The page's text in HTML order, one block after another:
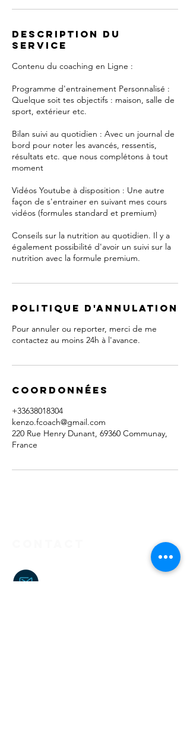
Description du
service
Contenu du coaching en Ligne :
Programme d'entrainement Personnalisé :
Quelque soit tes objectifs : maison, salle de
sport, extérieur etc.
Bilan suivi au quotidien : Avec un journal de
bord pour noter les avancés, ressentis,
résultats etc. que nous complétons à tout
moment
Vidéos Youtube à disposition : Une autre
façon de s'entrainer en suivant mes cours
vidéos (formules standard et premium)
Conseils sur la nutrition au quotidien. Il y a
également possibilité d'avoir un suivi sur la
nutrition avec la formule premium.
Politique d'annulation
Pour annuler ou reporter, merci de me
contactez au moins 24h à l'avance.
Coordonnées
+33638018304
kenzo.fcoach@gmail.com
220 Rue Henry Dunant, 69360 Communay,
France